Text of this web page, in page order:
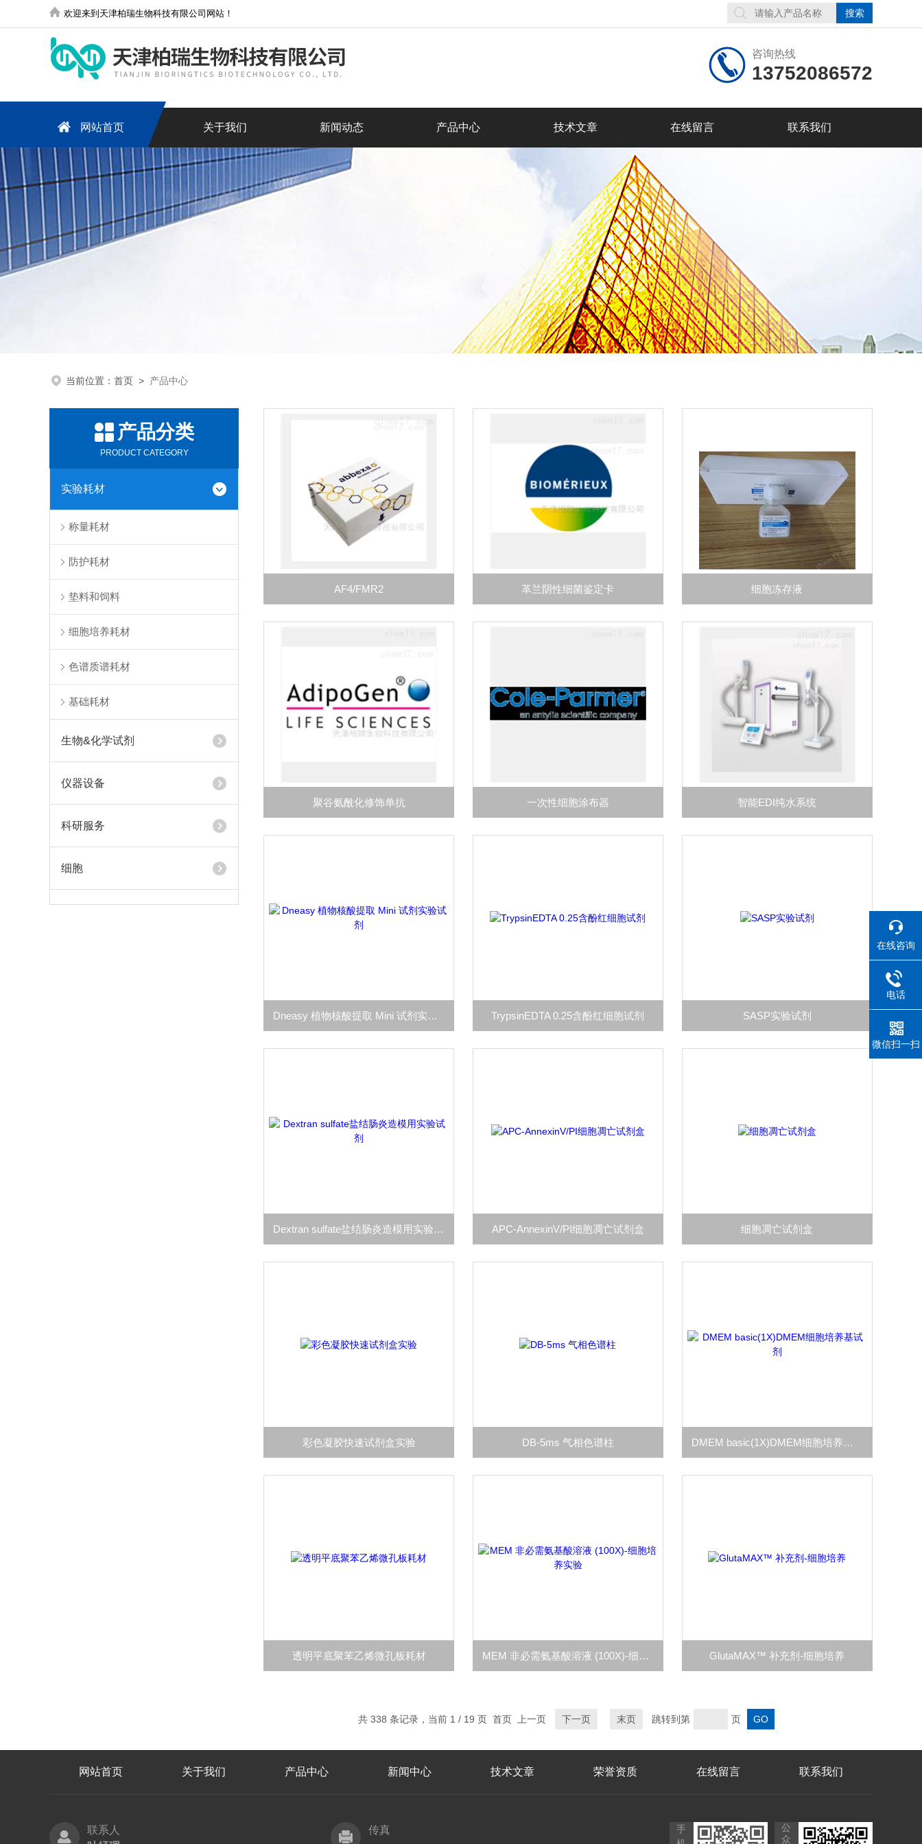
欢迎来到天津柏瑞生物科技有限公司网站！
咨询热线
13752086572
网站首页 关于我们 新闻动态 产品中心 技术文章 在线留言 联系我们
当前位置： 首页 > 产品中心
产品分类
PRODUCT CATEGORY
实验耗材
称量耗材
防护耗材
垫料和饲料
细胞培养耗材
色谱质谱耗材
基础耗材
生物&化学试剂
仪器设备
科研服务
细胞
AF4/FMR2 革兰阴性细菌鉴定卡 细胞冻存液
聚谷氨酰化修饰单抗 一次性细胞涂布器 智能EDI纯水系统
Dneasy 植物核酸提取 Mini 试剂实验试剂 TrypsinEDTA 0.25含酚红细胞试剂 SASP实验试剂
Dextran sulfate盐结肠炎造模用实验试剂 APC-AnnexinV/PI细胞凋亡试剂盒 细胞凋亡试剂盒
彩色凝胶快速试剂盒实验 DB-5ms 气相色谱柱 DMEM basic(1X)DMEM细胞培养基试剂
透明平底聚苯乙烯微孔板耗材 MEM 非必需氨基酸溶液 (100X)-细胞培养实验 GlutaMAX™ 补充剂-细胞培养
共 338 条记录，当前 1 / 19 页 首页 上一页 下一页 末页 跳转到第 页
网站首页 关于我们 产品中心 新闻中心 技术文章 荣誉资质 在线留言 联系我们
联系人
传真
手
公
众
在线咨询
电话
微信扫一扫